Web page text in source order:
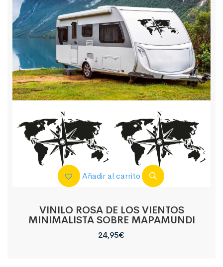
Añadir al carrito
VINILO ROSA DE LOS VIENTOS
MINIMALISTA SOBRE MAPAMUNDI
24,95€